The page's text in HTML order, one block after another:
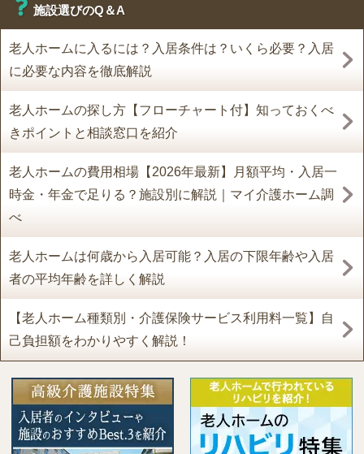
施設選びのQ＆A
老人ホームに入るには？入居条件は？いくら必要？入居
に必要な内容を徹底解説
老人ホームの探し方【フローチャート付】知っておくべ
きポイントと相談窓口を紹介
老人ホームの費用相場【2026年最新】月額平均・入居一
時金・年金で足りる？施設別に解説｜マイ介護ホーム調
べ
老人ホームは何歳から入居可能？入居の下限年齢や入居
者の平均年齢を詳しく解説
【老人ホーム種類別・介護保険サービス利用料一覧】自
己負担額をわかりやすく解説！